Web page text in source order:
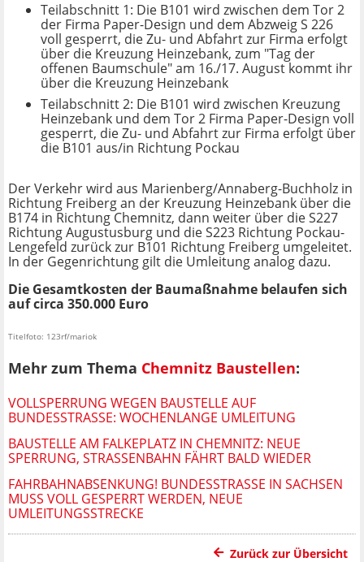
Teilabschnitt 1: Die B101 wird zwischen dem Tor 2
der Firma Paper-Design und dem Abzweig S 226
voll gesperrt, die Zu- und Abfahrt zur Firma erfolgt
über die Kreuzung Heinzebank, zum "Tag der
offenen Baumschule" am 16./17. August kommt ihr
über die Kreuzung Heinzebank
Teilabschnitt 2: Die B101 wird zwischen Kreuzung
Heinzebank und dem Tor 2 Firma Paper-Design voll
gesperrt, die Zu- und Abfahrt zur Firma erfolgt über
die B101 aus/in Richtung Pockau
Der Verkehr wird aus Marienberg/Annaberg-Buchholz in
Richtung Freiberg an der Kreuzung Heinzebank über die
B174 in Richtung Chemnitz, dann weiter über die S227
Richtung Augustusburg und die S223 Richtung Pockau-
Lengefeld zurück zur B101 Richtung Freiberg umgeleitet.
In der Gegenrichtung gilt die Umleitung analog dazu.
Die Gesamtkosten der Baumaßnahme belaufen sich
auf circa 350.000 Euro
Titelfoto: 123rf/mariok
Mehr zum Thema Chemnitz Baustellen:
VOLLSPERRUNG WEGEN BAUSTELLE AUF
BUNDESSTRASSE: WOCHENLANGE UMLEITUNG
BAUSTELLE AM FALKEPLATZ IN CHEMNITZ: NEUE
SPERRUNG, STRASSENBAHN FÄHRT BALD WIEDER
FAHRBAHNABSENKUNG! BUNDESSTRASSE IN SACHSEN M
USS VOLL GESPERRT WERDEN, NEUE U
MLEITUNGSSTRECKE
Zurück zur Übersicht